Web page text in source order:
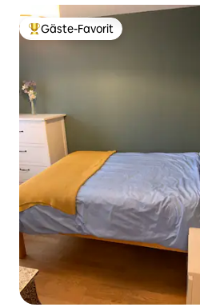
Beliebter Gäste-Favorit.
Gäste-Favorit